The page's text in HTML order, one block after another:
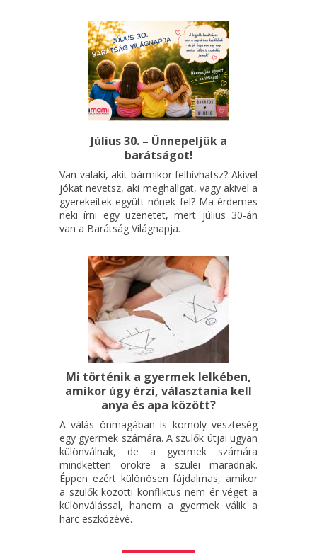
Július 30. – Ünnepeljük a
barátságot!
Van valaki, akit bármikor felhívhatsz? Akivel
jókat nevetsz, aki meghallgat, vagy akivel a
gyerekeitek együtt nőnek fel? Ma érdemes
neki írni egy üzenetet, mert július 30-án
van a Barátság Világnapja.
Mi történik a gyermek lelkében,
amikor úgy érzi, választania kell
anya és apa között?
A válás önmagában is komoly veszteség
egy gyermek számára. A szülők útjai ugyan
különválnak, de a gyermek számára
mindketten örökre a szülei maradnak.
Éppen ezért különösen fájdalmas, amikor
a szülők közötti konfliktus nem ér véget a
különválással, hanem a gyermek válik a
harc eszközévé.